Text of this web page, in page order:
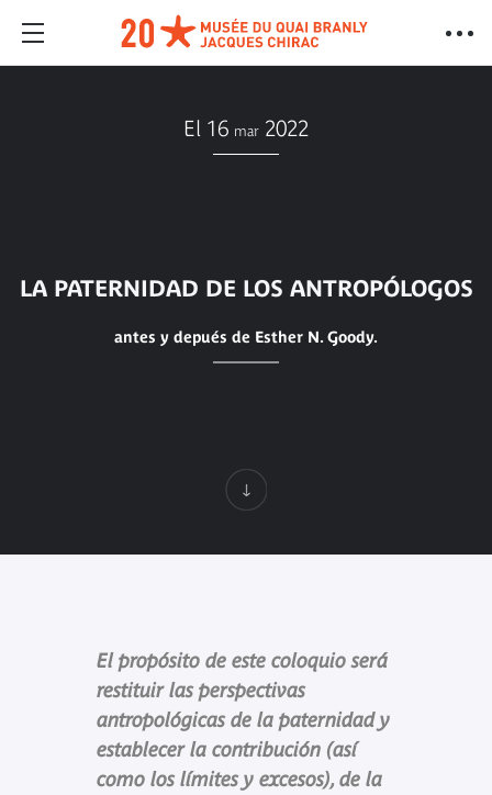
El 16 mar 2022
LA PATERNIDAD DE LOS ANTROPÓLOGOS
antes y depués de Esther N. Goody.
El propósito de este coloquio será
restituir las perspectivas
antropológicas de la paternidad y
establecer la contribución (así
como los límites y excesos), de la